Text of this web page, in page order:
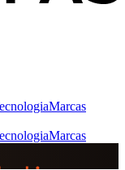
Marcas
Marcas